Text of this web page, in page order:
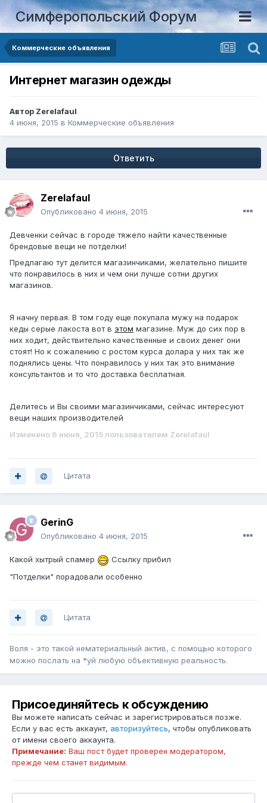
Симферопольский Форум
Коммерческие объявления
Интернет магазин одежды
Автор Zerelafaul
4 июня, 2015 в Коммерческие объявления
Ответить
Zerelafaul
Опубликовано 4 июня, 2015
Девченки сейчас в городе тяжело найти качественные
брендовые вещи не потделки!
Предлагаю тут делится магазинчиками, желательно пишите
что понравилось в них и чем они лучше сотни других
магазинов.
Я начну первая. В том году еще покупала мужу на подарок
кеды серые лакоста вот в этом магазине. Муж до сих пор в
них ходит, действительно качественные и своих денег они
стоят! Но к сожалению с ростом курса долара у них так же
поднялись цены. Что понравилось у них так это внимание
консультантов и то что доставка бесплатная.
Делитесь и Вы своими магазинчиками, сейчас интересуют
вещи наших производителей
Изменено 6 июня, 2015 пользователем Zerelafaul
Цитата
GerinG
Опубликовано 4 июня, 2015
Какой хытрый спамер
Ссылку прибил
"Потделки" порадовали особенно
Цитата
Воля - это такой нематериальный актив, с помощью которого
можно послать на *уй любую объективную реальность.
Присоединяйтесь к обсуждению
Вы можете написать сейчас и зарегистрироваться позже.
Если у вас есть аккаунт, авторизуйтесь, чтобы опубликовать
от имени своего аккаунта.
Примечание: Ваш пост будет проверен модератором,
прежде чем станет видимым.